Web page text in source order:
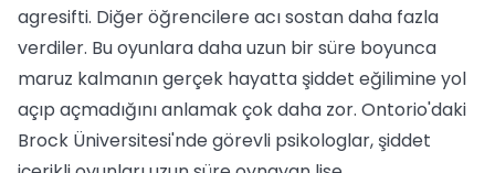
agresifti. Diğer öğrencilere acı sostan daha fazla
verdiler. Bu oyunlara daha uzun bir süre boyunca
maruz kalmanın gerçek hayatta şiddet eğilimine yol
açıp açmadığını anlamak çok daha zor. Ontorio'daki
Brock Üniversitesi'nde görevli psikologlar, şiddet